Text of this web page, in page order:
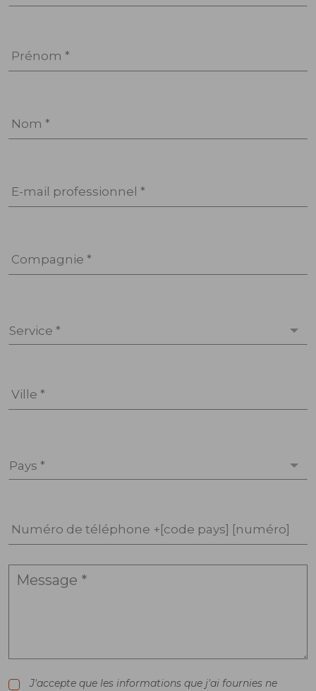
Prénom *
Nom *
E-mail professionnel *
Compagnie *
Service *
Ville *
Pays *
Numéro de téléphone +[code pays] [numéro]
J'accepte que les informations que j'ai fournies ne